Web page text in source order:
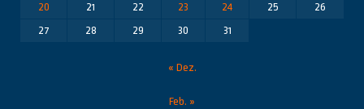
20
21 22 23 24 25
26
27
28 29 30 31
« Dez.
Feb. »